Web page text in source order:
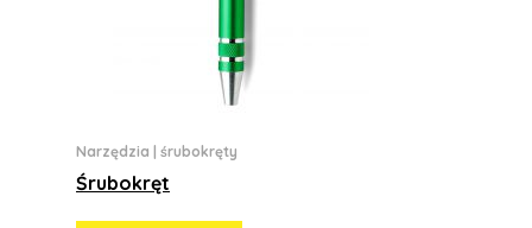
Narzędzia śrubokręty
Śrubokręt